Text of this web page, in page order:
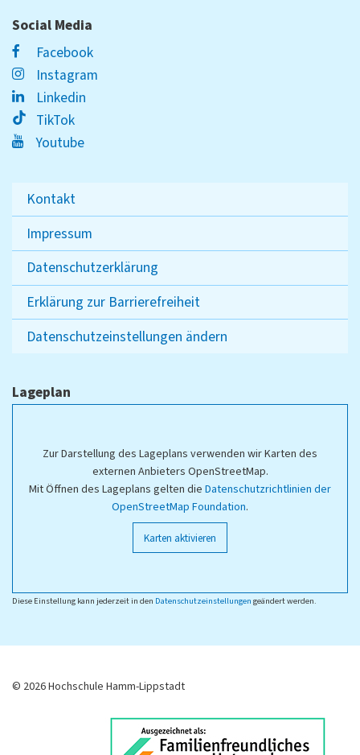
Social Media
Facebook
Instagram
Linkedin
TikTok
Youtube
Kontakt
Impressum
Datenschutzerklärung
Erklärung zur Barrierefreiheit
Datenschutzeinstellungen ändern
Lageplan
Zur Darstellung des Lageplans verwenden wir Karten des
externen Anbieters OpenStreetMap.
Mit Öffnen des Lageplans gelten die Datenschutzrichtlinien der
OpenStreetMap Foundation.
Karten aktivieren
Diese Einstellung kann jederzeit in den Datenschutzeinstellungen geändert werden.
© 2026 Hochschule Hamm-Lippstadt